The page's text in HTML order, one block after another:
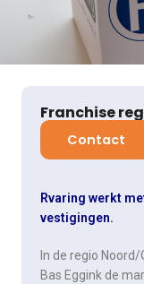
Franchise
Contact
Rvaring werkt
vestigingen.
In de regio
Bas Eggink de